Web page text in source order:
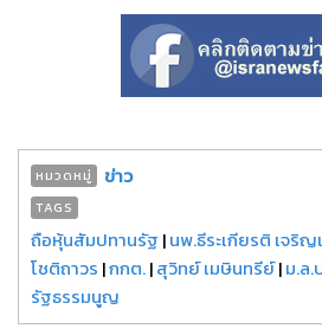
หมวดหมู่ ข่าว
TAGS
ถือหุ้นสัมปทานรัฐ |นพ.ธีระเกียรติ เจริ
โชติถาวร |กกต.|สุวิทย์ เมษินทรีย์|ม.ล
รัฐธรรมนูญ